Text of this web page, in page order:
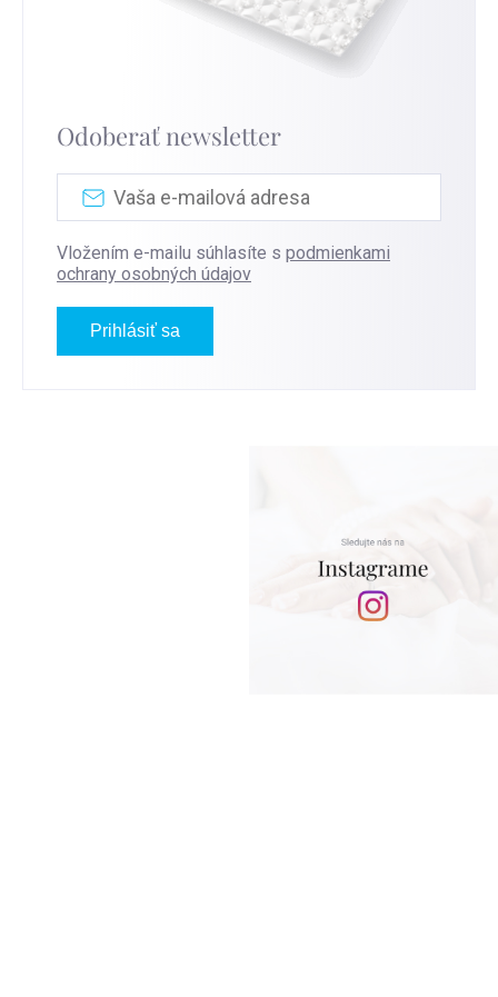
Odoberať newsletter
Vložením e-mailu súhlasíte s podmienkami
ochrany osobných údajov
Prihlásiť sa